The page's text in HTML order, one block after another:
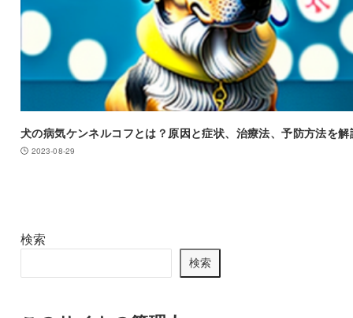
犬の病気ケンネルコフとは？原因と症状、治療法、予防方法を解
2023-08-29
検索
検索